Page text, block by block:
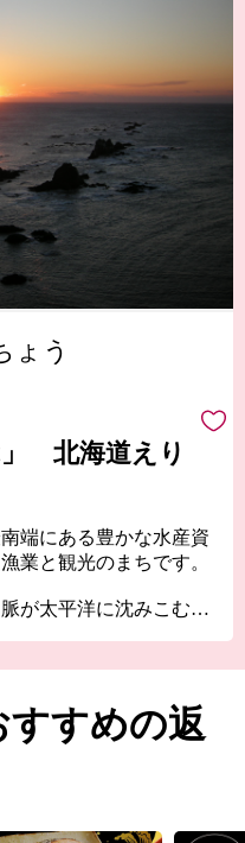
ょう
」 北海道えり
端にある豊かな水産資
業と観光のまちです。
が太平洋に沈みこむ風
合で暖流と寒流がぶつ
昆布などの漁が盛んに
すすめの返